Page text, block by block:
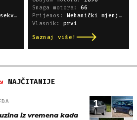
Snaga motora: 66
Prijenos: Mehanički mjenjač
Vlasnik: prvi
Saznaj više!
NAJČITANIJE
1
iz vremena kada